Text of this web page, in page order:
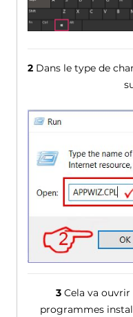
2Dans le type de
3Cela va ouvrir
programmes